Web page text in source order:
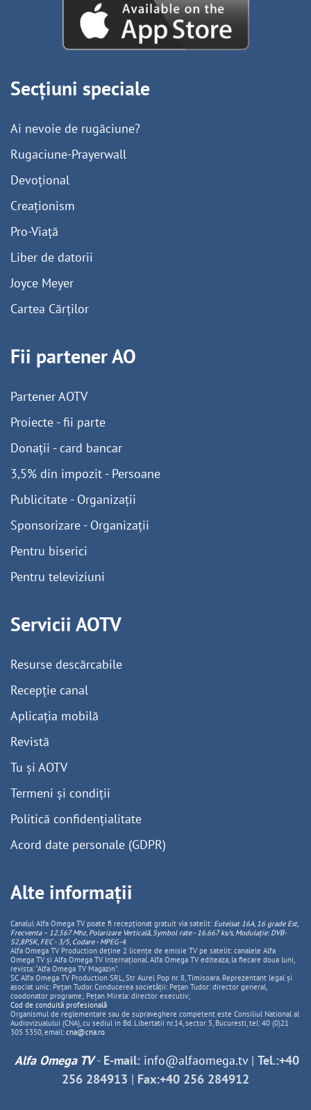
Secțiuni speciale
Ai nevoie de rugăciune?
Rugaciune-Prayerwall
Devoțional
Creaționism
Pro-Viață
Liber de datorii
Joyce Meyer
Cartea Cărților
Fii partener AO
Partener AOTV
Proiecte - fii parte
Donații - card bancar
3,5% din impozit - Persoane
Publicitate - Organizații
Sponsorizare - Organizații
Pentru biserici
Pentru televiziuni
Servicii AOTV
Resurse descărcabile
Recepție canal
Aplicația mobilă
Revistă
Tu și AOTV
Termeni și condiții
Politică confidențialitate
Acord date personale (GDPR)
Alte informații
Canalul Alfa Omega TV poate fi recepționat gratuit via satelit: Eutelsat 16A, 16 grade Est,
Frecventa – 12.567 Mhz, PolarizareVerticală, Symbol rate - 16.667 ks/s, Modulație: DVB-
S2,8PSK, FEC - 3/5, Codare - MPEG-4.
Alfa Omega TV Production deține 2 licențe de emisie TV pe satelit: canalele Alfa
Omega TV și Alfa Omega TV Internațional. Alfa Omega TV editeaza, la fiecare doua luni,
revista: "Alfa Omega TV Magazin".
SC Alfa Omega TV Production SRL, Str Aurel Pop nr. 8, Timisoara. Reprezentant legal și
asociat unic: Pețan Tudor. Conducerea societății: Pețan Tudor: director general,
coodonator programe; Pețan Mirela: director executiv;
Cod de conduită profesională
Organismul de reglementare sau de supraveghere competent este Consiliul National al
Audiovizualului (CNA), cu sediul in Bd. Libertatii nr.14, sector 5, Bucuresti, tel: 40 (0)21
305 5350, email: cna@cna.ro
Alfa Omega TV- E-mail: info@alfaomega.tv| Tel.:+40
256 284913 | Fax:+40 256 284912